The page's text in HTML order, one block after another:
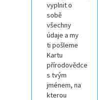
vyplnit o
sobě
všechny
údaje a my
ti pošleme
Kartu
přírodovědce
s tvým
jménem, na
kterou